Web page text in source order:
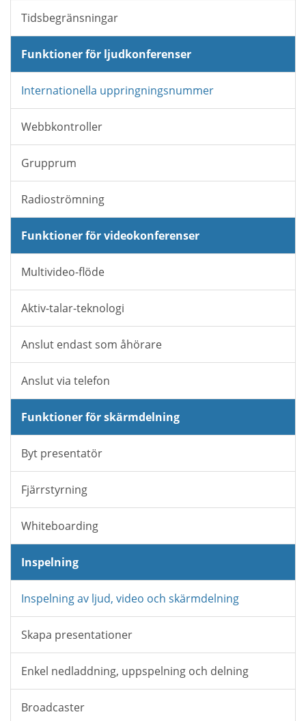
Tidsbegränsningar
Funktioner för ljudkonferenser
Internationella uppringningsnummer
Webbkontroller
Grupprum
Radioströmning
Funktioner för videokonferenser
Multivideo-flöde
Aktiv-talar-teknologi
Anslut endast som åhörare
Anslut via telefon
Funktioner för skärmdelning
Byt presentatör
Fjärrstyrning
Whiteboarding
Inspelning
Inspelning av ljud, video och skärmdelning
Skapa presentationer
Enkel nedladdning, uppspelning och delning
Broadcaster